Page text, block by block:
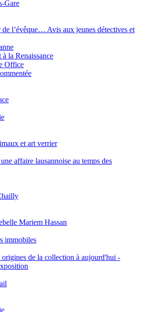
Gare
de l’évêque… Avis aux jeunes détectives et
la Renaissance
Office
et art verrier
affaire lausannoise au temps des
Mariem Hassan
immobiles
de la collection à aujourd'hui -